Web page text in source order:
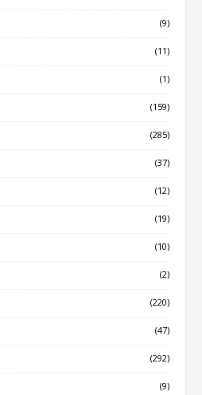
(9)
(11)
(1)
(159)
(285)
(37)
(12)
(19)
(10)
(2)
(220)
(47)
(292)
(9)